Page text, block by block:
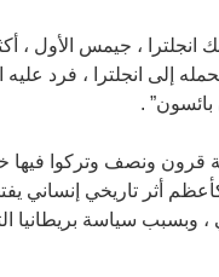
انجلترا ، جيمس الأول ،
إلى انجلترا ، فرد عليه
.
قرون ونصف وتركوا فيها
كأعظم أثر تاريخي إنساني
وبسبب سياسة بريطانيا